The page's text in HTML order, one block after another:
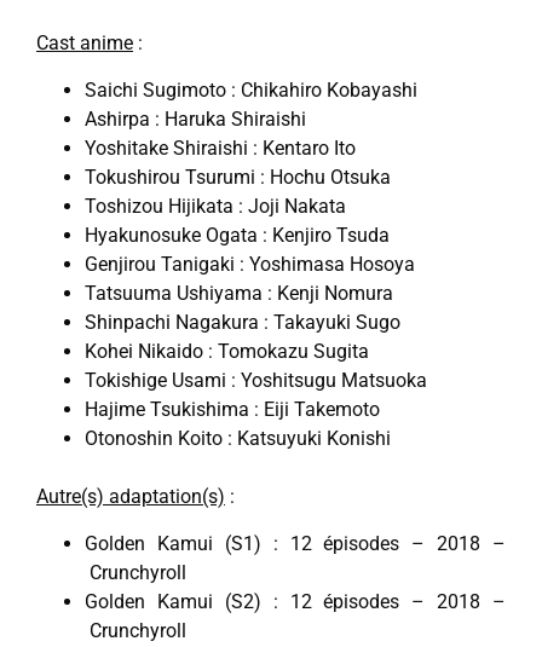
Cast anime :
Saichi Sugimoto : Chikahiro Kobayashi
Ashirpa : Haruka Shiraishi
Yoshitake Shiraishi : Kentaro Ito
Tokushirou Tsurumi : Hochu Otsuka
Toshizou Hijikata : Joji Nakata
Hyakunosuke Ogata : Kenjiro Tsuda
Genjirou Tanigaki : Yoshimasa Hosoya
Tatsuuma Ushiyama : Kenji Nomura
Shinpachi Nagakura : Takayuki Sugo
Kohei Nikaido : Tomokazu Sugita
Tokishige Usami : Yoshitsugu Matsuoka
Hajime Tsukishima : Eiji Takemoto
Otonoshin Koito : Katsuyuki Konishi
Autre(s) adaptation(s) :
Golden Kamui (S1) : 12 épisodes – 2018 –
Crunchyroll
Golden Kamui (S2) : 12 épisodes – 2018 –
Crunchyroll